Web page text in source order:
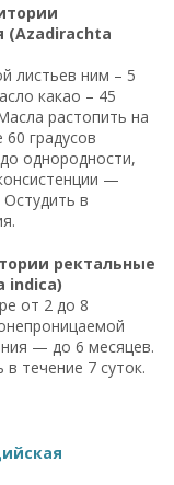
(Azadirachta
листьев ним – 5
какао – 45
растопить на
градусов
однородности,
—
в
ректальные
indica)
от 2 до 8
— до 6 месяцев.
течение 7 суток.